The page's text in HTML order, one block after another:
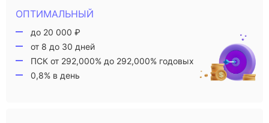
ОПТИМАЛЬНЫЙ
до 20 000 ₽
от 8 до 30 дней
ПСК от 292,000% до 292,000% годовых
0,8% в день